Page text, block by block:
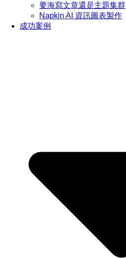
要海寫文章還是主題集群
Napkin AI 資訊圖表製作
成功案例